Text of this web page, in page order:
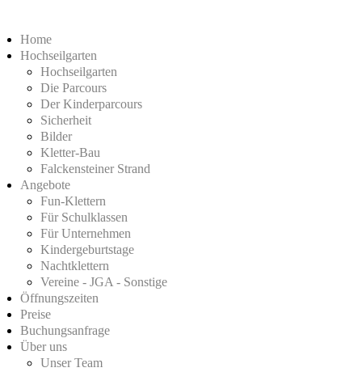
Home
Hochseilgarten
Hochseilgarten
Die Parcours
Der Kinderparcours
Sicherheit
Bilder
Kletter-Bau
Falckensteiner Strand
Angebote
Fun-Klettern
Für Schulklassen
Für Unternehmen
Kindergeburtstage
Nachtklettern
Vereine - JGA - Sonstige
Öffnungszeiten
Preise
Buchungsanfrage
Über uns
Unser Team